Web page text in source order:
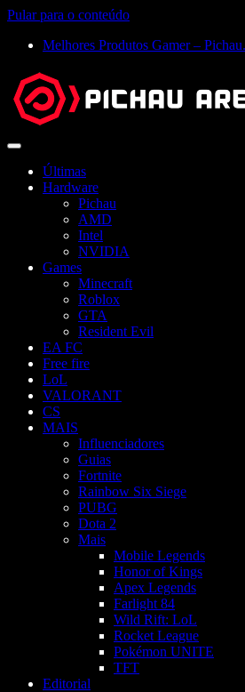
Pular para o conteúdo
Melhores Produtos Gamer –
Abrir
Últimas
Hardware
Pichau
AMD
Intel
NVIDIA
Games
Minecraft
Roblox
GTA
Resident Evil
EA FC
Free fire
LoL
VALORANT
CS
MAIS
Influenciadores
Guias
Fortnite
Rainbow Six Siege
PUBG
Dota 2
Mais
Mobile Legends
Honor of Kings
Apex Legends
Farlight 84
Wild Rift: LoL
Rocket League
Pokémon UNITE
TFT
Editorial